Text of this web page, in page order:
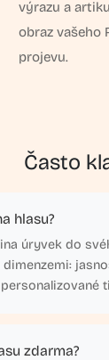
výrazu a
obraz vašeho
projevu.
Často
hlasu?
úryvek do
zdarma?